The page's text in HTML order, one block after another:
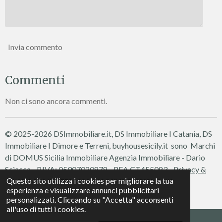
Questo sito utilizza i cookies per migliorare la tua
esperienza e visualizzare annunci pubblicitari
personalizzati. Cliccando su "Accetta" acconsenti
all'uso di tutti i cookies.
Invia commento
Commenti
Non ci sono ancora commenti.
© 2025-2026 DSImmobiliare.it, DS Immobiliare I Catania, DS
Immobiliare I Dimore e Terreni, buyhousesicily.it sono Marchi
di DOMUS Sicilia ImmobiliareAgenzia Immobiliare - Dario
Sciacca - P.IVA: 05907020878 - REA CT455083 -Privacy &
Cookie Policy
Fornito daWebador